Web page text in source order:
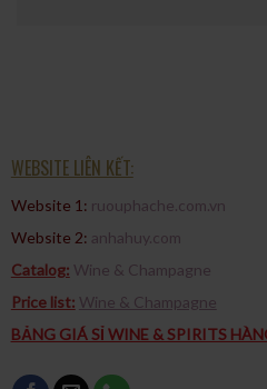
WEBSITE LIÊN KẾT:
Website 1: ruouphache.com.vn
Website 2: anhahuy.com
Catalog: Wine & Champagne
Price list: Wine & Champagne
BẢNG GIÁ SỈ WINE & SPIRITS